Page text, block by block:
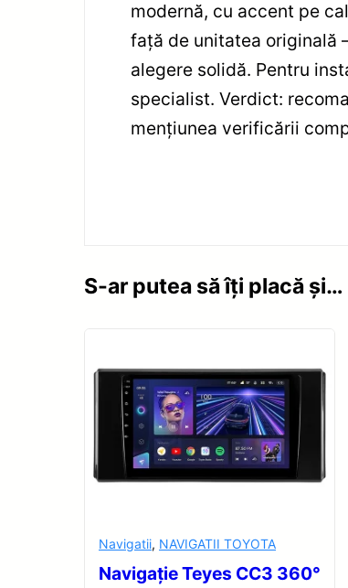
modernă, cu accent pe
față de unitatea originală
alegere solidă. Pentru
specialist. Verdict:
mențiunea verificării
S-ar putea să îți placă și…
Navigatii, NAVIGATII TOYOTA
Navigație Teyes CC3 360°